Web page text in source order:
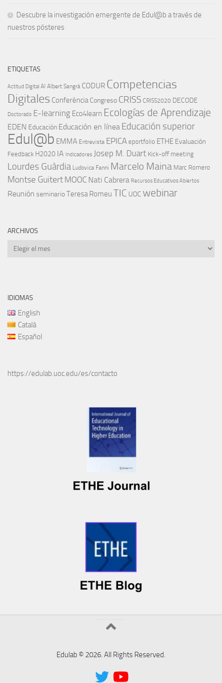
Descubre la investigación emergente de Edul@b a través de
nuestros pósteres
ETIQUETAS
Actitud Digital AI Albert Sangrà CODUR Competencias
Digitales Conferència Congreso CRISS CRISS2020 DECODE
Doctorado E-learning Eco4learn Ecologías de Aprendizaje
EDEN Educación Educación en línea Educación superior
Edul@b EMMA Entrevista EPICA eportfolio ETHE Evaluación
Feedback H2020 IA Indicadores Josep M. Duart Kick-off meeting
Lourdes Guàrdia Ludovica Fanni Marcelo Maina Marc Romero
Montse Guitert MOOC Nati Cabrera Recursos Educativos Abiertos
Reunión seminarioTeresa Romeu TIC UOC webinar
ARCHIVOS
Archivos
IDIOMAS
English
Català
Español
https://edulab.uoc.edu/es/contacto
Edulab © 2026. All Rights Reserved.